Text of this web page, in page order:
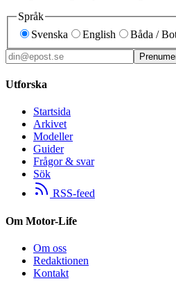
Språk
Svenska
English Båda /
Utforska
Startsida
Arkivet
Modeller
Guider
Frågor & svar
Sök
RSS-feed
Om Motor-Life
Om oss
Redaktionen
Kontakt